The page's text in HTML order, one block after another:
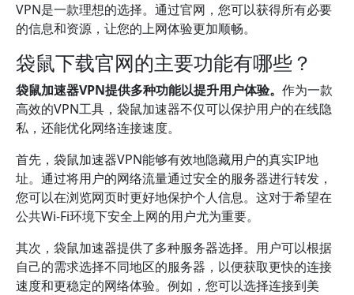
VPN是一款理想的选择。通过官网，您可以获得所有必要
的信息和资源，让您的上网体验更加顺畅。
袋鼠下载官网的主要功能有哪些？
袋鼠加速器VPN提供多种功能以提升用户体验。 作为一款
高效的VPN工具，袋鼠加速器不仅可以保护用户的在线隐
私，还能优化网络连接速度。
首先，袋鼠加速器VPN能够有效地隐藏用户的真实IP地
址。通过将用户的网络流量通过安全的服务器进行转发，
您可以在浏览网页时更好地保护个人信息。这对于希望在
公共Wi-Fi环境下安全上网的用户尤为重要。
其次，袋鼠加速器提供了多种服务器选择。用户可以根据
自己的需求选择不同地区的服务器，以便获取更快的连接
速度和更稳定的网络体验。例如，您可以选择连接到美